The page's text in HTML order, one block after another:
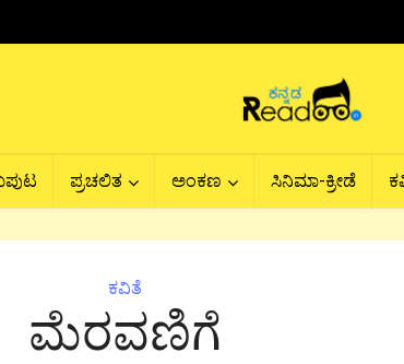
ಪ್ರಚಲಿತ ಅಂಕಣ ಸಿನಿಮಾ-ಕ್ರೀಡೆ
ಕವಿತೆ
ಮೆರವಣಿಗೆ